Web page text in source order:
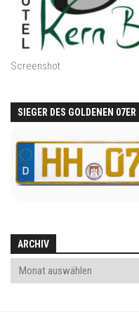
Screenshot
SIEGER DES GOLDENEN
ARCHIV